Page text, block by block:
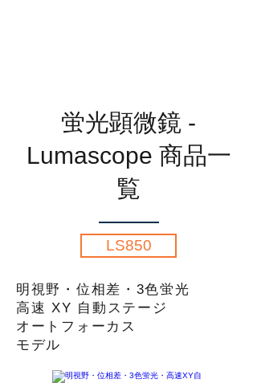
蛍光顕微鏡 -
Lumascope 商品一
覧
LS850
明視野・位相差・3色蛍光
高速 XY 自動ステージ
オートフォーカス
​モデル